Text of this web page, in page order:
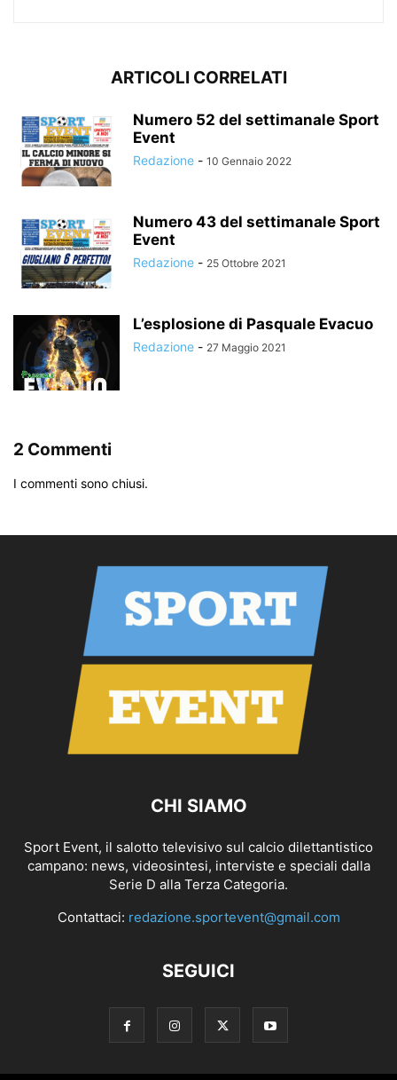
ARTICOLI CORRELATI
Numero 52 del settimanale Sport
Event
Redazione - 10 Gennaio 2022
Numero 43 del settimanale Sport
Event
Redazione - 25 Ottobre 2021
L’esplosione di Pasquale Evacuo
Redazione - 27 Maggio 2021
2 Commenti
I commenti sono chiusi.
CHI SIAMO
Sport Event, il salotto televisivo sul calcio dilettantistico
campano: news, videosintesi, interviste e speciali dalla
Serie D alla Terza Categoria.
Contattaci: redazione.sportevent@gmail.com
SEGUICI